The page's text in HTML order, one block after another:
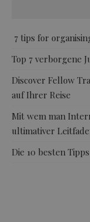
7 tips for
Top 7 verborgene
Discover Fellow
auf Ihrer Reise
Mit wem man
ultimativer
Die 10 besten